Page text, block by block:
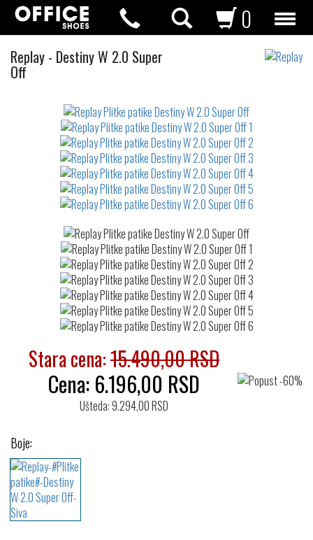
0
Replay Plitke
- Destiny W 2.0 Super
Off
waterrepellent
Stara cena:15.490,00 RSD
Cena: 6.196,00 RSD
Ušteda: 9.294,00 RSD
Boje: